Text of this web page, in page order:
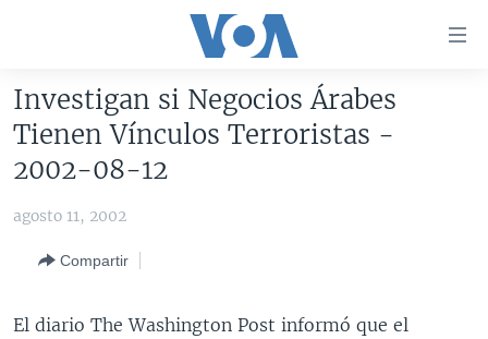
accesibilidad
contenido
Salte
Salte
AMÉRICA DEL NORTE
VOA VERIFICA INMIGRACIÓN
ARGENTINA
CHINA EN AMÉRICA LATINA
Investigan si Negocios Árabes
Tienen Vínculos Terroristas -
2002-08-12
agosto 11, 2002
Compartir
El diario The Washington Post informó que el